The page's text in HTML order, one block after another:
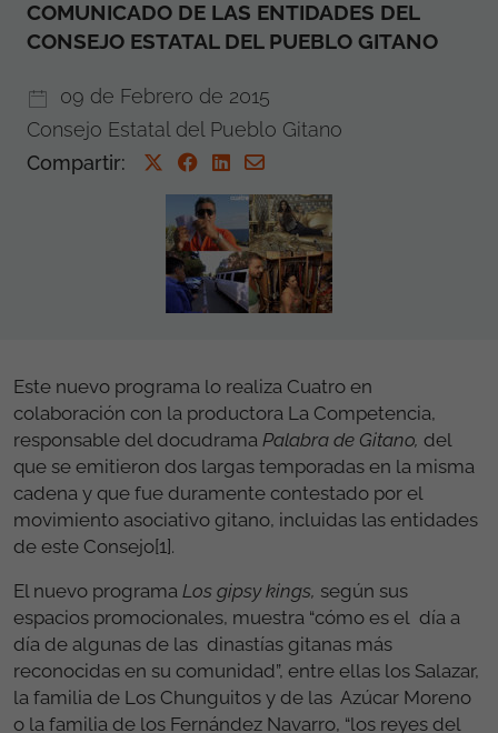
COMUNICADO DE LAS ENTIDADES DEL
CONSEJO ESTATAL DEL PUEBLO GITANO
09 de Febrero de 2015
Consejo Estatal del Pueblo Gitano
Compartir:
Este nuevo programa lo realiza Cuatro en
colaboración con la productora La Competencia,
responsable del docudrama Palabra de Gitano, del
que se emitieron dos largas temporadas en la misma
cadena y que fue duramente contestado por el
movimiento asociativo gitano, incluidas las entidades
de este Consejo[1].
El nuevo programa Los gipsy kings, según sus
espacios promocionales, muestra “cómo es el día a
día de algunas de las dinastías gitanas más
reconocidas en su comunidad”, entre ellas los Salazar,
la familia de Los Chunguitos y de las Azúcar Moreno
o la familia de los Fernández Navarro, “los reyes del